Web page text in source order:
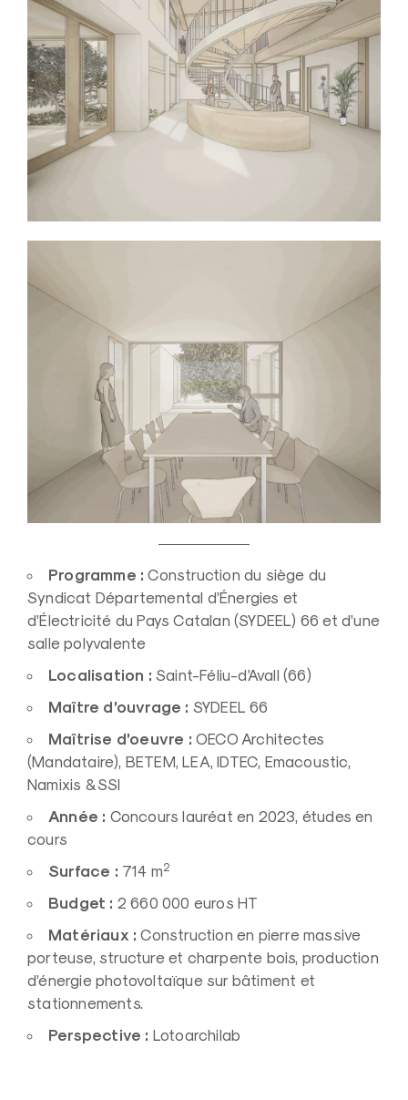
Programme : Construction du siège du
Syndicat Départemental d’Énergies et
d’Électricité du Pays Catalan (SYDEEL) 66 et d’une
salle polyvalente
Localisation : Saint-Féliu-d’Avall (66)
Maître d’ouvrage : SYDEEL 66
Maîtrise d’oeuvre : OECO Architectes
(Mandataire), BETEM, LEA, IDTEC, Emacoustic,
Namixis & SSI
Année : Concours lauréat en 2023, études en
cours
Surface : 714 m2
Budget : 2 660 000 euros HT
Matériaux : Construction en pierre massive
porteuse, structure et charpente bois, production
d’énergie photovoltaïque sur bâtiment et
stationnements.
Perspective : Lotoarchilab